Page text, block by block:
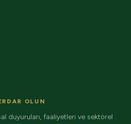
OLUN
duyuruları, faaliyetleri ve sektörel